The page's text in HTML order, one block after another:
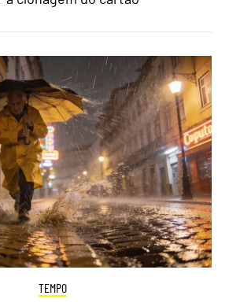
TEMPO